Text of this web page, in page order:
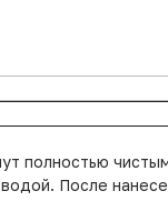
полностью
После